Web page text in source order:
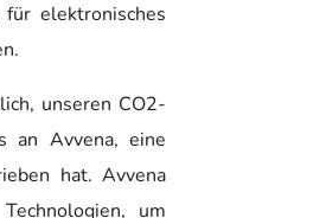
elektronisches
unseren CO2-
an Avvena, eine
hat. Avvena
um